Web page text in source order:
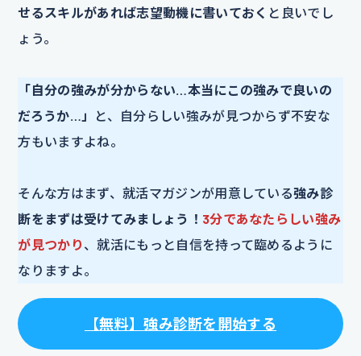
せるスキルがあれば志望動機に書いておく と良いでし
ょう。
「自分の強みが分からない…本当にこの強みで良いの
だろうか…」
と、自分らしい強みが見つからず不安な
方もいますよね。
そんな方はまず、就活マガジンが用意している強み診
断をまずは受けてみましょう！ 3分であなたらしい強み
が見つかり 、就活にもっと自信を持って臨めるように
なりますよ。
【無料】強み診断を開始する